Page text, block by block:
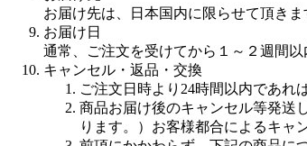
お届け先は、日本国内に限らせて頂きま
お届け日
通常、ご注文を受けてから１～２週間
キャンセル・返品・交換
ご注文日時より24時間以内であれ
商品お届け後のキャンセル等発送
ります。）お客様都合によるキャ